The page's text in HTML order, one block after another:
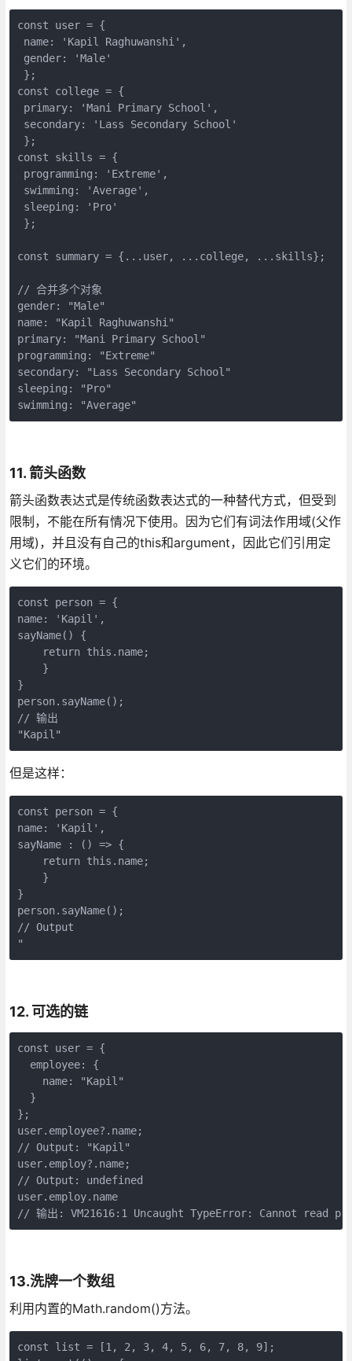
const user = {
name: 'Kapil Raghuwanshi',
gender: 'Male'
};
const college = {
primary: 'Mani Primary School',
secondary: 'Lass Secondary School'
};
const skills = {
programming: 'Extreme',
swimming: 'Average',
sleeping: 'Pro'
};
const summary = {...user, ...college, ...skills};
// 合并多个对象
gender: "Male"
name: "Kapil Raghuwanshi"
primary: "Mani Primary School"
programming: "Extreme"
secondary: "Lass Secondary School"
sleeping: "Pro"
swimming: "Average"
11. 箭头函数
箭头函数表达式是传统函数表达式的一种替代方式，但受到
限制，不能在所有情况下使用。因为它们有词法作用域(父作
用域)，并且没有自己的this和argument，因此它们引用定
义它们的环境。
const person = {
name: 'Kapil',
sayName() {
    return this.name;
    }
}
person.sayName();
// 输出
但是这样：
const person = {
name: 'Kapil',
sayName : () => {
    return this.name;
    }
}
person.sayName();
// Output
"
12. 可选的链
const user = {
  employee: {
    name: "Kapil"
  }
};
user.employee?.name;
// Output: "Kapil"
user.employ?.name;
// Output: undefined
user.employ.name
// 输出: VM21616:1 Uncaught TypeError: Cannot read
13.洗牌一个数组
利用内置的Math.random()方法。
const list = [1, 2, 3, 4, 5, 6, 7, 8, 9];